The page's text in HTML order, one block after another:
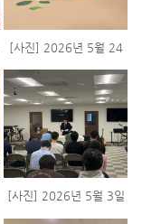
[사진] 2026년 5월 24
일 주일 스케치
[사진] 2026년 5월 3일